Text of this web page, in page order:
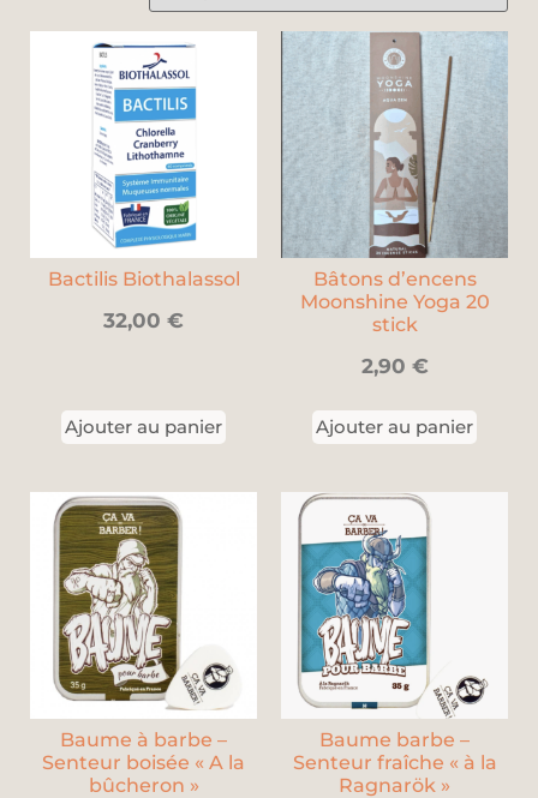
Bactilis Biothalassol
32,00 €
Ajouter au panier
Bâtons d’encens
Moonshine Yoga 20
stick
2,90 €
Ajouter au panier
Baume à barbe –
Senteur boisée « A la
bûcheron »
Baume barbe –
Senteur fraîche « à la
Ragnarök »